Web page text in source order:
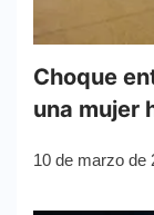
Choque
una mujer
10 de marzo de